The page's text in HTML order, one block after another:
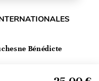
Bénédicte